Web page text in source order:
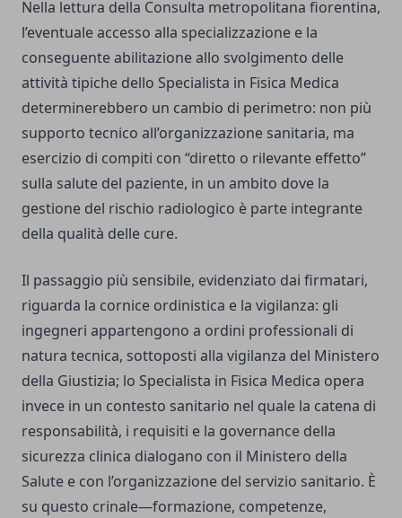
Nella lettura della Consulta metropolitana fiorentina,
l’eventuale accesso alla specializzazione e la
conseguente abilitazione allo svolgimento delle
attività tipiche dello Specialista in Fisica Medica
determinerebbero un cambio di perimetro: non più
supporto tecnico all’organizzazione sanitaria, ma
esercizio di compiti con “diretto o rilevante effetto”
sulla salute del paziente, in un ambito dove la
gestione del rischio radiologico è parte integrante
della qualità delle cure.
Il passaggio più sensibile, evidenziato dai firmatari,
riguarda la cornice ordinistica e la vigilanza: gli
ingegneri appartengono a ordini professionali di
natura tecnica, sottoposti alla vigilanza del Ministero
della Giustizia; lo Specialista in Fisica Medica opera
invece in un contesto sanitario nel quale la catena di
responsabilità, i requisiti e la governance della
sicurezza clinica dialogano con il Ministero della
Salute e con l’organizzazione del servizio sanitario. È
su questo crinale—formazione, competenze,